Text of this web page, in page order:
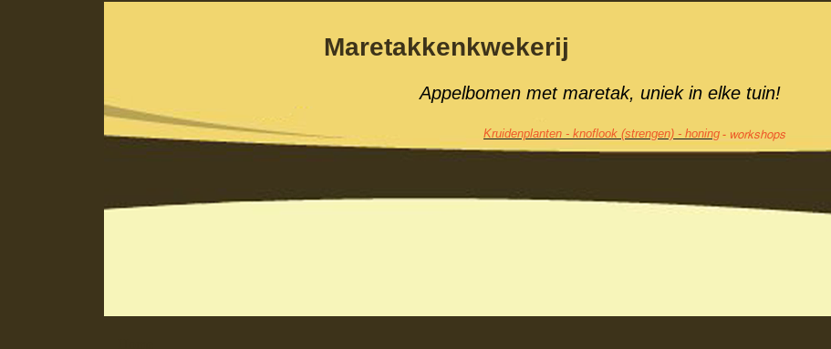
Maretakkenkwekerij
Appelbomen met maretak, uniek in elketuin!
Kruidenplanten - knoflook (strengen) - honing - workshops